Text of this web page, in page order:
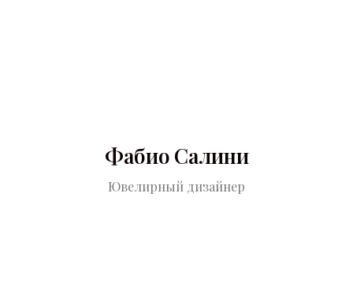
Фабио Салини
Ювелирный дизайнер